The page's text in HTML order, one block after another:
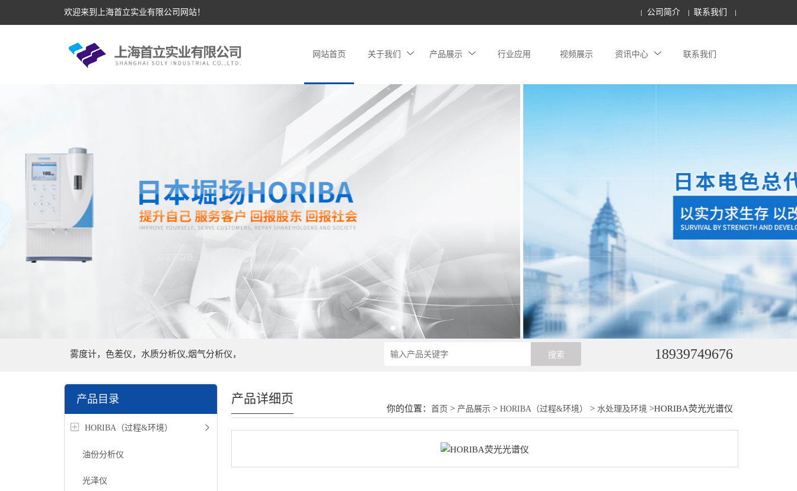
欢迎来到上海首立实业有限公司网站！ 公司简介 联系我们
网站首页 关于我们 产品展示 行业应用 视频展示 资讯中心 联系我们
雾度计，色差仪，水质分析仪,烟气分析仪， 18939749676
产品目录
HORIBA（过程&环境）
油份分析仪
光泽仪
你的位置：首页 > 产品展示 >HORIBA（过程&环境） > 水处理及环境 >HORIBA荧光光谱仪
产品详细页